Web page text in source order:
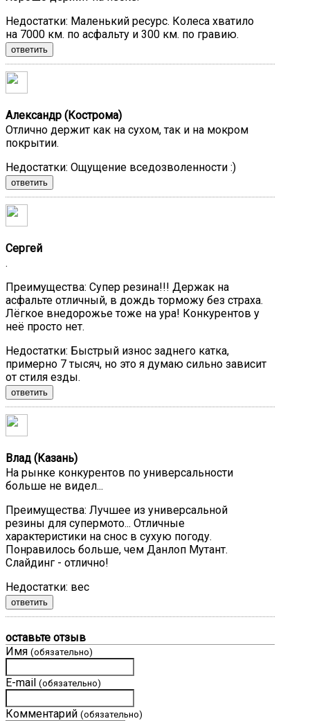
Недостатки: Маленький ресурс. Колеса хватило
на 7000 км. по асфальту и 300 км. по гравию.
ответить
Александр (Кострома)
Отлично держит как на сухом, так и на мокром
покрытии.
Недостатки: Ощущение вседозволенности :)
ответить
Сергей
.
Преимущества: Супер резина!!! Держак на
асфальте отличный, в дождь торможу без страха.
Лёгкое внедорожье тоже на ура! Конкурентов у
неё просто нет.
Недостатки: Быстрый износ заднего катка,
примерно 7 тысяч, но это я думаю сильно зависит
от стиля езды.
ответить
Влад (Казань)
На рынке конкурентов по универсальности
больше не видел...
Преимущества: Лучшее из универсальной
резины для супермото... Отличные
характеристики на снос в сухую погоду.
Понравилось больше, чем Данлоп Мутант.
Слайдинг - отлично!
Недостатки: вес
ответить
оставьте отзыв
Имя (обязательно)
E-mail (обязательно)
Комментарий (обязательно)